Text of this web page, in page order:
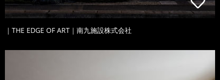
｜THE EDGE OF ART｜南九施設株式会社